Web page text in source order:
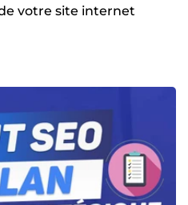
votre site internet